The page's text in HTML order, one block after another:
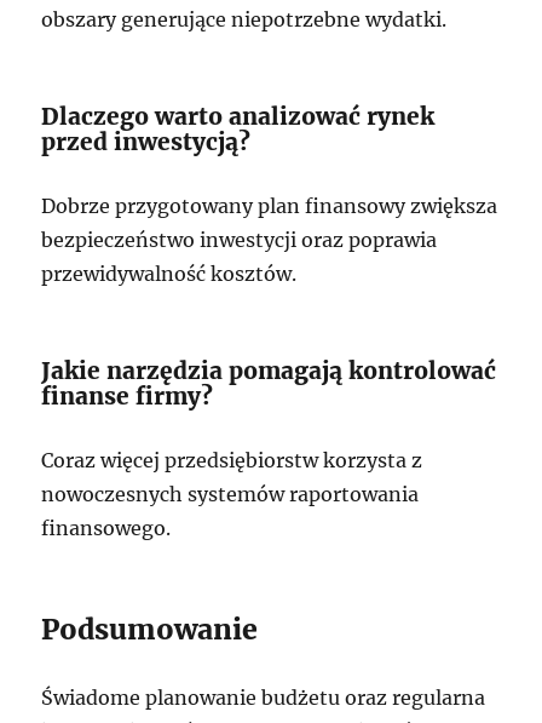
obszary generujące niepotrzebne wydatki.
Dlaczego warto analizować rynek
przed inwestycją?
Dobrze przygotowany plan finansowy zwiększa
bezpieczeństwo inwestycji oraz poprawia
przewidywalność kosztów.
Jakie narzędzia pomagają kontrolować
finanse firmy?
Coraz więcej przedsiębiorstw korzysta z
nowoczesnych systemów raportowania
finansowego.
Podsumowanie
Świadome planowanie budżetu oraz regularna